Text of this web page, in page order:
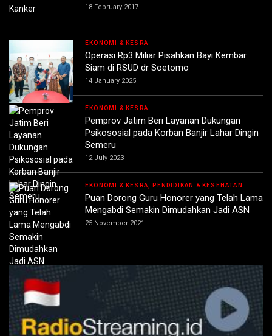
18 February 2017
EKONOMI & KESRA
Operasi Rp3 Miliar Pisahkan Bayi Kembar
Siam di RSUD dr Soetomo
14 January 2025
EKONOMI & KESRA
Pemprov Jatim Beri Layanan Dukungan
Psikososial pada Korban Banjir Lahar Dingin
Semeru
12 July 2023
EKONOMI & KESRA, PENDIDIKAN & KESEHATAN
Puan Dorong Guru Honorer yang Telah Lama
Mengabdi Semakin Dimudahkan Jadi ASN
25 November 2021